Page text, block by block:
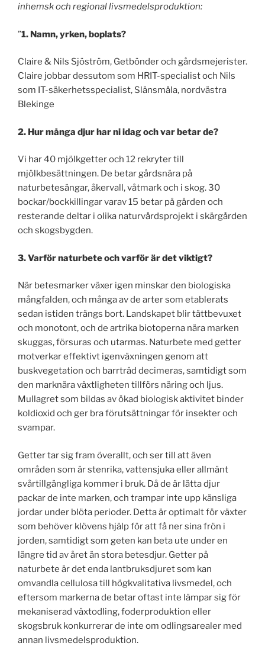
inhemsk och regional livsmedelsproduktion:
”1. Namn, yrken, boplats?
Claire & Nils Sjöström, Getbönder och gårdsmejerister.
Claire jobbar dessutom som HRIT-specialist och Nils
som IT-säkerhetsspecialist, Slänsmåla, nordvästra
Blekinge
2. Hur många djur har ni idag och var betar de?
Vi har 40 mjölkgetter och 12 rekryter till
mjölkbesättningen. De betar gårdsnära på
naturbetesängar, åkervall, våtmark och i skog. 30
bockar/bockkillingar varav 15 betar på gården och
resterande deltar i olika naturvårdsprojekt i skärgården
och skogsbygden.
3. Varför naturbete och varför är det viktigt?
När betesmarker växer igen minskar den biologiska
mångfalden, och många av de arter som etablerats
sedan istiden trängs bort. Landskapet blir tättbevuxet
och monotont, och de artrika biotoperna nära marken
skuggas, försuras och utarmas. Naturbete med getter
motverkar effektivt igenväxningen genom att
buskvegetation och barrträd decimeras, samtidigt som
den marknära växtligheten tillförs näring och ljus.
Mullagret som bildas av ökad biologisk aktivitet binder
koldioxid och ger bra förutsättningar för insekter och
svampar.
Getter tar sig fram överallt, och ser till att även
områden som är stenrika, vattensjuka eller allmänt
svårtillgängliga kommer i bruk. Då de är lätta djur
packar de inte marken, och trampar inte upp känsliga
jordar under blöta perioder. Detta är optimalt för växter
som behöver klövens hjälp för att få ner sina frön i
jorden, samtidigt som geten kan beta ute under en
längre tid av året än stora betesdjur. Getter på
naturbete är det enda lantbruksdjuret som kan
omvandla cellulosa till högkvalitativa livsmedel, och
eftersom markerna de betar oftast inte lämpar sig för
mekaniserad växtodling, foderproduktion eller
skogsbruk konkurrerar de inte om odlingsarealer med
annan livsmedelsproduktion.